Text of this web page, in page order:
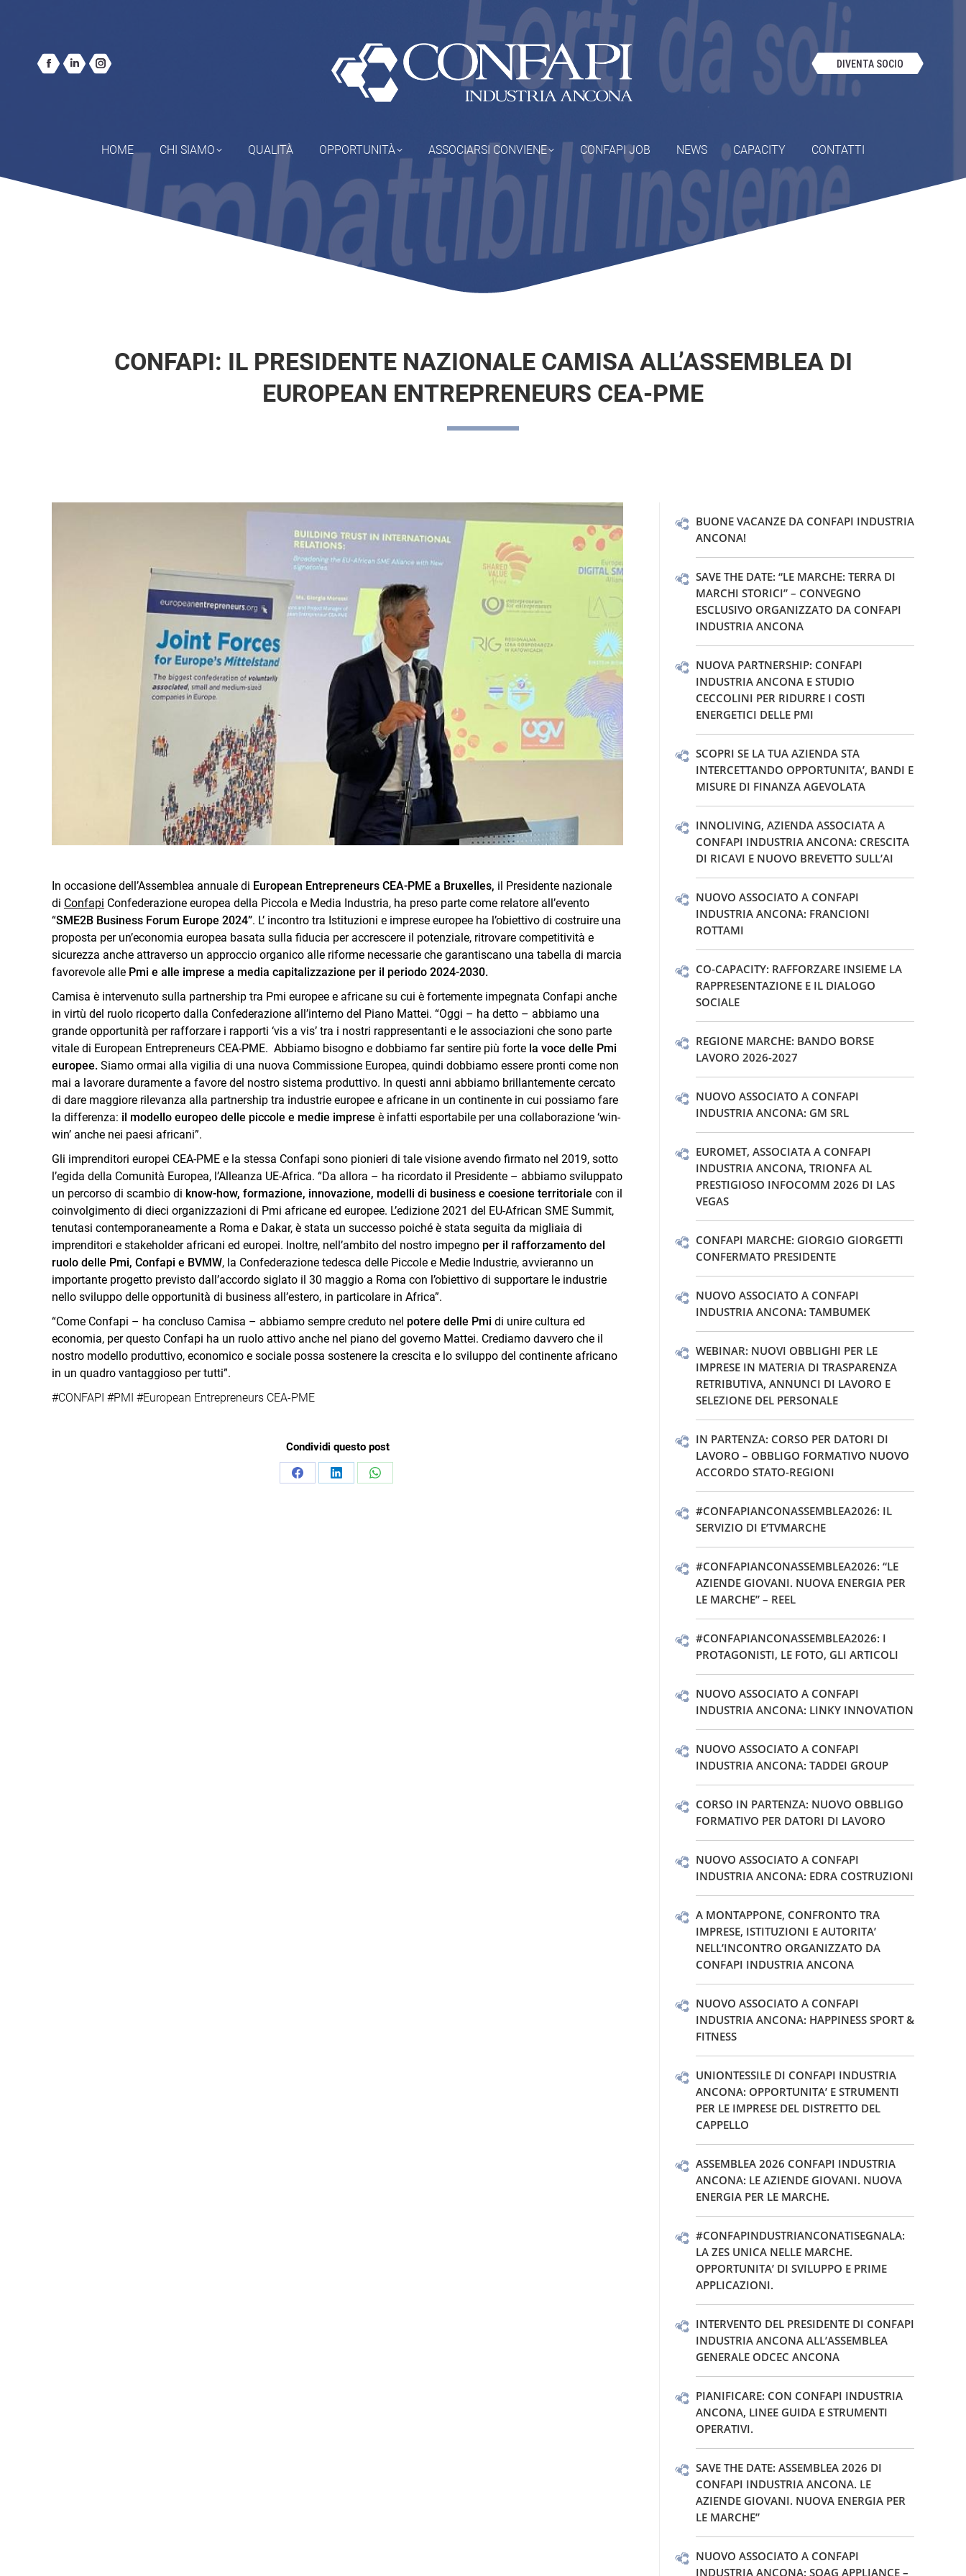
DIVENTA SOCIO
HOME CHI SIAMO QUALITÀ OPPORTUNITÀ ASSOCIARSI CONVIENE CONFAPI JOB NEWS CAPACITY CONTATTI
CONFAPI: IL PRESIDENTE NAZIONALE CAMISA ALL’ASSEMBLEA DI
EUROPEAN ENTREPRENEURS CEA-PME
In occasione dell’Assemblea annuale di European Entrepreneurs CEA-PME a Bruxelles, il Presidente nazionale
di Confapi Confederazione europea della Piccola e Media Industria, ha preso parte come relatore all’evento
“SME2B Business Forum Europe 2024”. L’ incontro tra Istituzioni e imprese europee ha l’obiettivo di costruire una
proposta per un’economia europea basata sulla fiducia per accrescere il potenziale, ritrovare competitività e
sicurezza anche attraverso un approccio organico alle riforme necessarie che garantiscano una tabella di marcia
favorevole alle Pmi e alle imprese a media capitalizzazione per il periodo 2024-2030.
Camisa è intervenuto sulla partnership tra Pmi europee e africane su cui è fortemente impegnata Confapi anche
in virtù del ruolo ricoperto dalla Confederazione all’interno del Piano Mattei. “Oggi – ha detto – abbiamo una
grande opportunità per rafforzare i rapporti ‘vis a vis’ tra i nostri rappresentanti e le associazioni che sono parte
vitale di European Entrepreneurs CEA-PME. Abbiamo bisogno e dobbiamo far sentire più forte la voce delle Pmi
europee. Siamo ormai alla vigilia di una nuova Commissione Europea, quindi dobbiamo essere pronti come non
mai a lavorare duramente a favore del nostro sistema produttivo. In questi anni abbiamo brillantemente cercato
di dare maggiore rilevanza alla partnership tra industrie europee e africane in un continente in cui possiamo fare
la differenza: il modello europeo delle piccole e medie imprese è infatti esportabile per una collaborazione ‘win-
win’ anche nei paesi africani”.
Gli imprenditori europei CEA-PME e la stessa Confapi sono pionieri di tale visione avendo firmato nel 2019, sotto
l’egida della Comunità Europea, l’Alleanza UE-Africa. “Da allora – ha ricordato il Presidente – abbiamo sviluppato
un percorso di scambio di know-how, formazione, innovazione, modelli di business e coesione territoriale con il
coinvolgimento di dieci organizzazioni di Pmi africane ed europee. L’edizione 2021 del EU-African SME Summit,
tenutasi contemporaneamente a Roma e Dakar, è stata un successo poiché è stata seguita da migliaia di
imprenditori e stakeholder africani ed europei. Inoltre, nell’ambito del nostro impegno per il rafforzamento del
ruolo delle Pmi, Confapi e BVMW, la Confederazione tedesca delle Piccole e Medie Industrie, avvieranno un
importante progetto previsto dall’accordo siglato il 30 maggio a Roma con l’obiettivo di supportare le industrie
nello sviluppo delle opportunità di business all’estero, in particolare in Africa”.
“Come Confapi – ha concluso Camisa – abbiamo sempre creduto nel potere delle Pmi di unire cultura ed
economia, per questo Confapi ha un ruolo attivo anche nel piano del governo Mattei. Crediamo davvero che il
nostro modello produttivo, economico e sociale possa sostenere la crescita e lo sviluppo del continente africano
in un quadro vantaggioso per tutti”.
#CONFAPI #PMI #European Entrepreneurs CEA-PME
Condividi questo post
CondividiCondividiCondividi
BUONE VACANZE DA CONFAPI INDUSTRIA
ANCONA!
SAVE THE DATE: “LE MARCHE: TERRA DI
MARCHI STORICI” – CONVEGNO
ESCLUSIVO ORGANIZZATO DA CONFAPI
INDUSTRIA ANCONA
NUOVA PARTNERSHIP: CONFAPI
INDUSTRIA ANCONA E STUDIO
CECCOLINI PER RIDURRE I COSTI
ENERGETICI DELLE PMI
SCOPRI SE LA TUA AZIENDA STA
INTERCETTANDO OPPORTUNITA’, BANDI E
MISURE DI FINANZA AGEVOLATA
INNOLIVING, AZIENDA ASSOCIATA A
CONFAPI INDUSTRIA ANCONA: CRESCITA
DI RICAVI E NUOVO BREVETTO SULL’AI
NUOVO ASSOCIATO A CONFAPI
INDUSTRIA ANCONA: FRANCIONI
ROTTAMI
CO-CAPACITY: RAFFORZARE INSIEME LA
RAPPRESENTAZIONE E IL DIALOGO
SOCIALE
REGIONE MARCHE: BANDO BORSE
LAVORO 2026-2027
NUOVO ASSOCIATO A CONFAPI
INDUSTRIA ANCONA: GM SRL
EUROMET, ASSOCIATA A CONFAPI
INDUSTRIA ANCONA, TRIONFA AL
PRESTIGIOSO INFOCOMM 2026 DI LAS
VEGAS
CONFAPI MARCHE: GIORGIO GIORGETTI
CONFERMATO PRESIDENTE
NUOVO ASSOCIATO A CONFAPI
INDUSTRIA ANCONA: TAMBUMEK
WEBINAR: NUOVI OBBLIGHI PER LE
IMPRESE IN MATERIA DI TRASPARENZA
RETRIBUTIVA, ANNUNCI DI LAVORO E
SELEZIONE DEL PERSONALE
IN PARTENZA: CORSO PER DATORI DI
LAVORO – OBBLIGO FORMATIVO NUOVO
ACCORDO STATO-REGIONI
#CONFAPIANCONASSEMBLEA2026: IL
SERVIZIO DI E’TVMARCHE
#CONFAPIANCONASSEMBLEA2026: “LE
AZIENDE GIOVANI. NUOVA ENERGIA PER
LE MARCHE” – REEL
#CONFAPIANCONASSEMBLEA2026: I
PROTAGONISTI, LE FOTO, GLI ARTICOLI
NUOVO ASSOCIATO A CONFAPI
INDUSTRIA ANCONA: LINKY INNOVATION
NUOVO ASSOCIATO A CONFAPI
INDUSTRIA ANCONA: TADDEI GROUP
CORSO IN PARTENZA: NUOVO OBBLIGO
FORMATIVO PER DATORI DI LAVORO
NUOVO ASSOCIATO A CONFAPI
INDUSTRIA ANCONA: EDRA COSTRUZIONI
A MONTAPPONE, CONFRONTO TRA
IMPRESE, ISTITUZIONI E AUTORITA’
NELL’INCONTRO ORGANIZZATO DA
CONFAPI INDUSTRIA ANCONA
NUOVO ASSOCIATO A CONFAPI
INDUSTRIA ANCONA: HAPPINESS SPORT &
FITNESS
UNIONTESSILE DI CONFAPI INDUSTRIA
ANCONA: OPPORTUNITA’ E STRUMENTI
PER LE IMPRESE DEL DISTRETTO DEL
CAPPELLO
ASSEMBLEA 2026 CONFAPI INDUSTRIA
ANCONA: LE AZIENDE GIOVANI. NUOVA
ENERGIA PER LE MARCHE.
#CONFAPINDUSTRIANCONATISEGNALA:
LA ZES UNICA NELLE MARCHE.
OPPORTUNITA’ DI SVILUPPO E PRIME
APPLICAZIONI.
INTERVENTO DEL PRESIDENTE DI CONFAPI
INDUSTRIA ANCONA ALL’ASSEMBLEA
GENERALE ODCEC ANCONA
PIANIFICARE: CON CONFAPI INDUSTRIA
ANCONA, LINEE GUIDA E STRUMENTI
OPERATIVI.
SAVE THE DATE: ASSEMBLEA 2026 DI
CONFAPI INDUSTRIA ANCONA. LE
AZIENDE GIOVANI. NUOVA ENERGIA PER
LE MARCHE”
NUOVO ASSOCIATO A CONFAPI
INDUSTRIA ANCONA: SOAG APPLIANCE –